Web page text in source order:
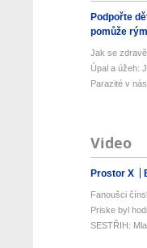
Podpořte
pomůže
Jak se
Úpal a úžeh:
Parazité v
Video
Prostor X
Fanoušci
Priske byl
SESTŘIH: